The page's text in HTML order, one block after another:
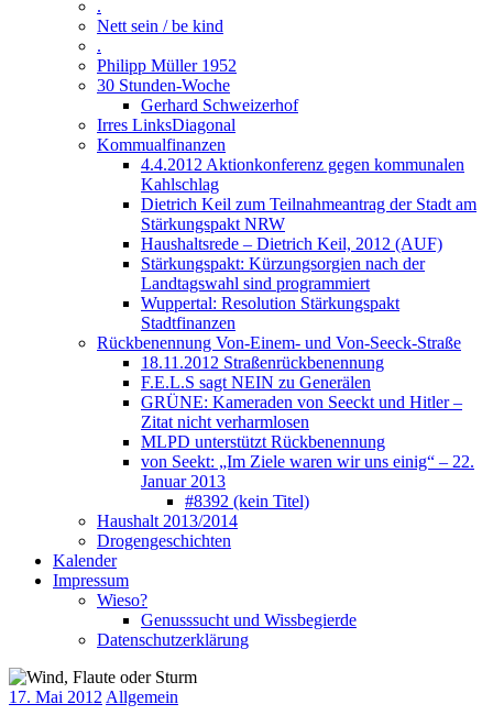
.
Nett sein / be kind
.
Philipp Müller 1952
30 Stunden-Woche
Gerhard Schweizerhof
Irres LinksDiagonal
Kommualfinanzen
4.4.2012 Aktionkonferenz gegen kommunalen
Kahlschlag
Dietrich Keil zum Teilnahmeantrag der Stadt am
Stärkungspakt NRW
Haushaltsrede – Dietrich Keil, 2012 (AUF)
Stärkungspakt: Kürzungsorgien nach der
Landtagswahl sind programmiert
Wuppertal: Resolution Stärkungspakt
Stadtfinanzen
Rückbenennung Von-Einem- und Von-Seeck-Straße
18.11.2012 Straßenrückbenennung
F.E.L.S sagt NEIN zu Generälen
GRÜNE: Kameraden von Seeckt und Hitler –
Zitat nicht verharmlosen
MLPD unterstützt Rückbenennung
von Seekt: „Im Ziele waren wir uns einig“ – 22.
Januar 2013
#8392 (kein Titel)
Haushalt 2013/2014
Drogengeschichten
Kalender
Impressum
Wieso?
Genusssucht und Wissbegierde
Datenschutzerklärung
17. Mai 2012 Allgemein